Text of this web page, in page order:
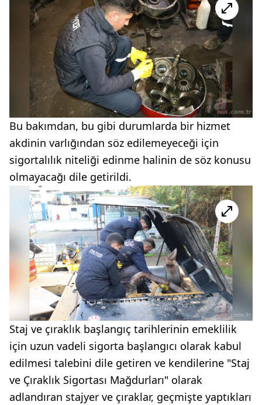
Bu bakımdan, bu gibi durumlarda bir hizmet
akdinin varlığından söz edilemeyeceği için
sigortalılık niteliği edinme halinin de söz konusu
olmayacağı dile getirildi.
Staj ve çıraklık başlangıç tarihlerinin emeklilik
için uzun vadeli sigorta başlangıcı olarak kabul
edilmesi talebini dile getiren ve kendilerine "Staj
ve Çıraklık Sigortası Mağdurları" olarak
adlandıran stajyer ve çıraklar, geçmişte yaptıkları